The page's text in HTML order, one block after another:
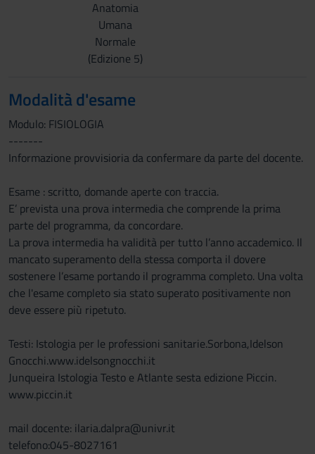
Anatomia
Umana
Normale
(Edizione 5)
Modalità d'esame
Modulo: FISIOLOGIA
-------
Informazione provvisioria da confermare da parte del docente.
Esame : scritto, domande aperte con traccia.
E’ prevista una prova intermedia che comprende la prima
parte del programma, da concordare.
La prova intermedia ha validità per tutto l’anno accademico. Il
mancato superamento della stessa comporta il dovere
sostenere l’esame portando il programma completo. Una volta
che l'esame completo sia stato superato positivamente non
deve essere più ripetuto.
Testi: Istologia per le professioni sanitarie.Sorbona,Idelson
Gnocchi.www.idelsongnocchi.it
Junqueira Istologia Testo e Atlante sesta edizione Piccin.
www.piccin.it
mail docente: ilaria.dalpra@univr.it
telefono:045-8027161